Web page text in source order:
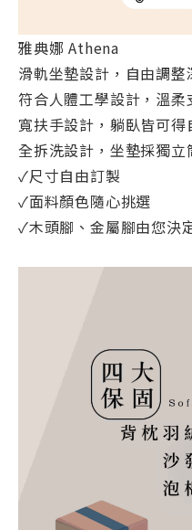
雅典娜 Athena
滑軌坐墊設計，自由調整
符合人體工學設計，溫柔
寬扶手設計，躺臥皆可得
全拆洗設計，坐墊採獨
✓尺寸自由訂製
✓面料顏色隨心挑選
✓木頭腳、金屬腳由您決